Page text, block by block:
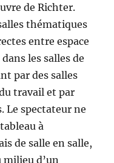
de Richter.
thématiques
entre espace
les salles de
par des salles
travail et par
Le spectateur ne
à
de salle en salle,
milieu d’un